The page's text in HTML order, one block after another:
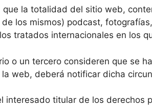
que la totalidad del sitio web,
los mismos) podcast,
tratados internacionales en los
o un tercero consideren que se
web, deberá notificar dicha
interesado titular de los derechos